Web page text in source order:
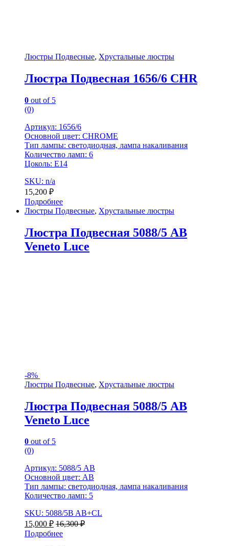
Люстры Подвесные, Хрустальные люстры
Люстра Подвесная 1656/6 CHR
0 out of 5
(0)
Артикул: 1656/6
Основной цвет: CHROME
Тип лампы: светодиодная, лампа накаливания
Количество ламп: 6
Цоколь: Е14
SKU: n/a
15,200 ₽
Подробнее
Люстры Подвесные, Хрустальные люстры
Люстра Подвесная 5088/5 AB
Veneto Luce
-8%
Люстры Подвесные, Хрустальные люстры
Люстра Подвесная 5088/5 AB
Veneto Luce
0 out of 5
(0)
Артикул: 5088/5 AB
Основной цвет: AB
Тип лампы: светодиодная, лампа накаливания
Количество ламп: 5
SKU: 5088/5B AB+CL
15,000 ₽ 16,300₽
Подробнее